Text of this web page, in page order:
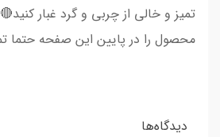
تمیز و خالی از چربی و گرد غبار
محصول را در پایین این صفحه حتما
دیدگاه‌ها